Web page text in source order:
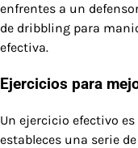
enfrentes a un
de dribbling para
efectiva.
Ejercicios para
Un ejercicio efectivo
estableces una serie